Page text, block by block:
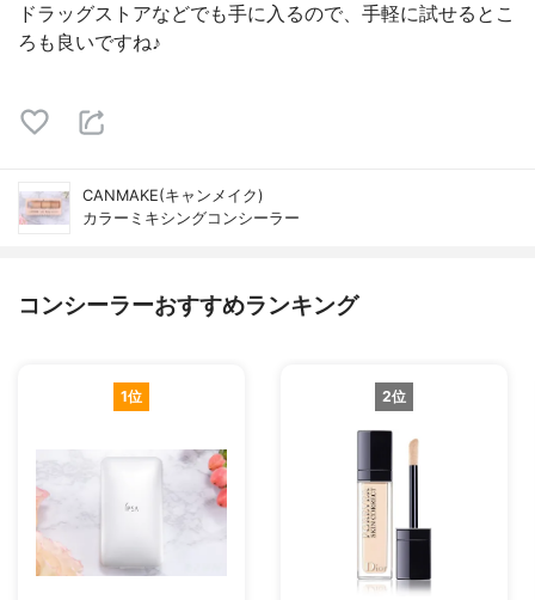
ドラッグストアなどでも手に入るので、手軽に試せるとこ
ろも良いですね♪
CANMAKE(キャンメイク)
カラーミキシングコンシーラー
コンシーラーおすすめランキング
1位 2位